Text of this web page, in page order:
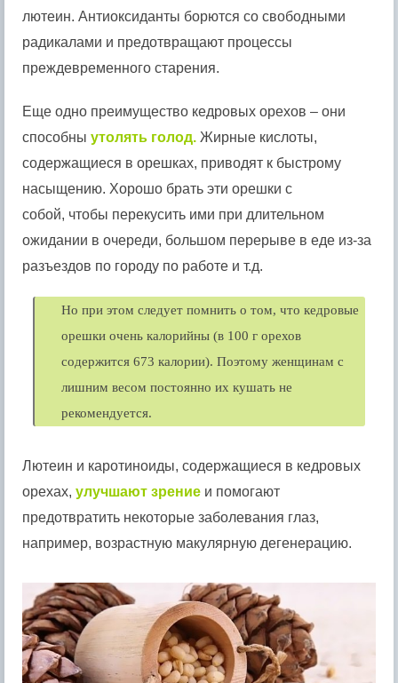
лютеин. Антиоксиданты борются со свободными
радикалами и предотвращают процессы
преждевременного старения.
Еще одно преимущество кедровых орехов – они
способны утолять голод. Жирные кислоты,
содержащиеся в орешках, приводят к быстрому
насыщению. Хорошо брать эти орешки с
собой, чтобы перекусить ими при длительном
ожидании в очереди, большом перерыве в еде из-за
разъездов по городу по работе и т.д.
Но при этом следует помнить о том, что кедровые
орешки очень калорийны (в 100 г орехов
содержится 673 калории). Поэтому женщинам с
лишним весом постоянно их кушать не
рекомендуется.
Лютеин и каротиноиды, содержащиеся в кедровых
орехах, улучшают зрение и помогают
предотвратить некоторые заболевания глаз,
например, возрастную макулярную дегенерацию.